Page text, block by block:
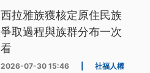
西拉雅族獲核定原住民族
爭取過程與族群分布一次
看
2026-07-30 15:46 社福人權